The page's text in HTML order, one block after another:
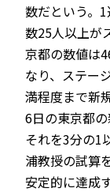
数だという。
数25人以上が
京都の数値は
なり、ステー
満程度まで新
6日の東京都
それを3分の1
浦教授の試算
安定的に達成